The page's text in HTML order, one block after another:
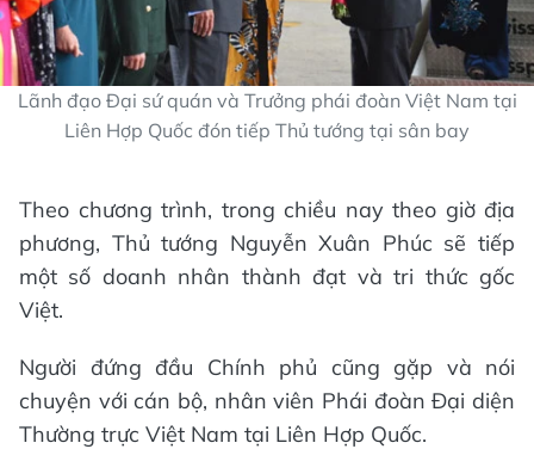
Lãnh đạo Đại sứ quán và Trưởng phái đoàn Việt Nam tại
Liên Hợp Quốc đón tiếp Thủ tướng tại sân bay
Theo chương trình, trong chiều nay theo giờ địa
phương, Thủ tướng Nguyễn Xuân Phúc sẽ tiếp
một số doanh nhân thành đạt và tri thức gốc
Việt.
Người đứng đầu Chính phủ cũng gặp và nói
chuyện với cán bộ, nhân viên Phái đoàn Đại diện
Thường trực Việt Nam tại Liên Hợp Quốc.